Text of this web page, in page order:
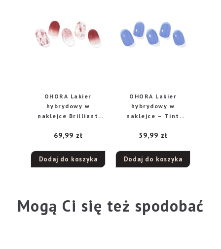
OHORA Lakier
hybrydowy w
naklejce Brilliant
69,99 zł
Dodaj do koszyka
OHORA Lakier
hybrydowy w
naklejce – Tint
59,99 zł
Dodaj do koszyka
Mogą Ci się też spodobać